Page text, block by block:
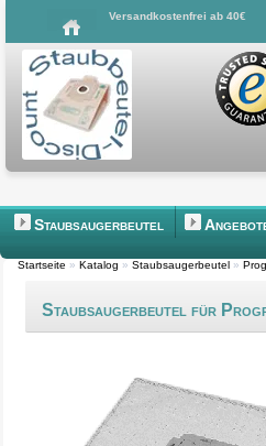
Versandkostenfrei ab 40€
Staubsaugerbeutel
Startseite » Katalog » Staubsaugerbeutel »
Staubsaugerbeutel für